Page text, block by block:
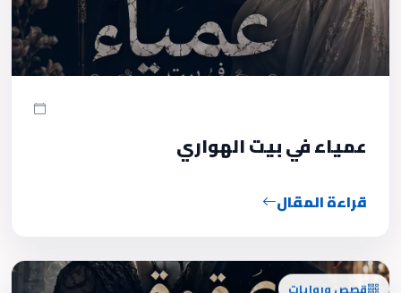
عمياء في بيت الهواري
قراءة المقال
قصص وروايات